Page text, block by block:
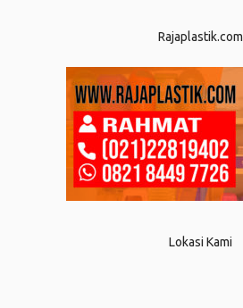
Rajaplastik.com
Lokasi Kami